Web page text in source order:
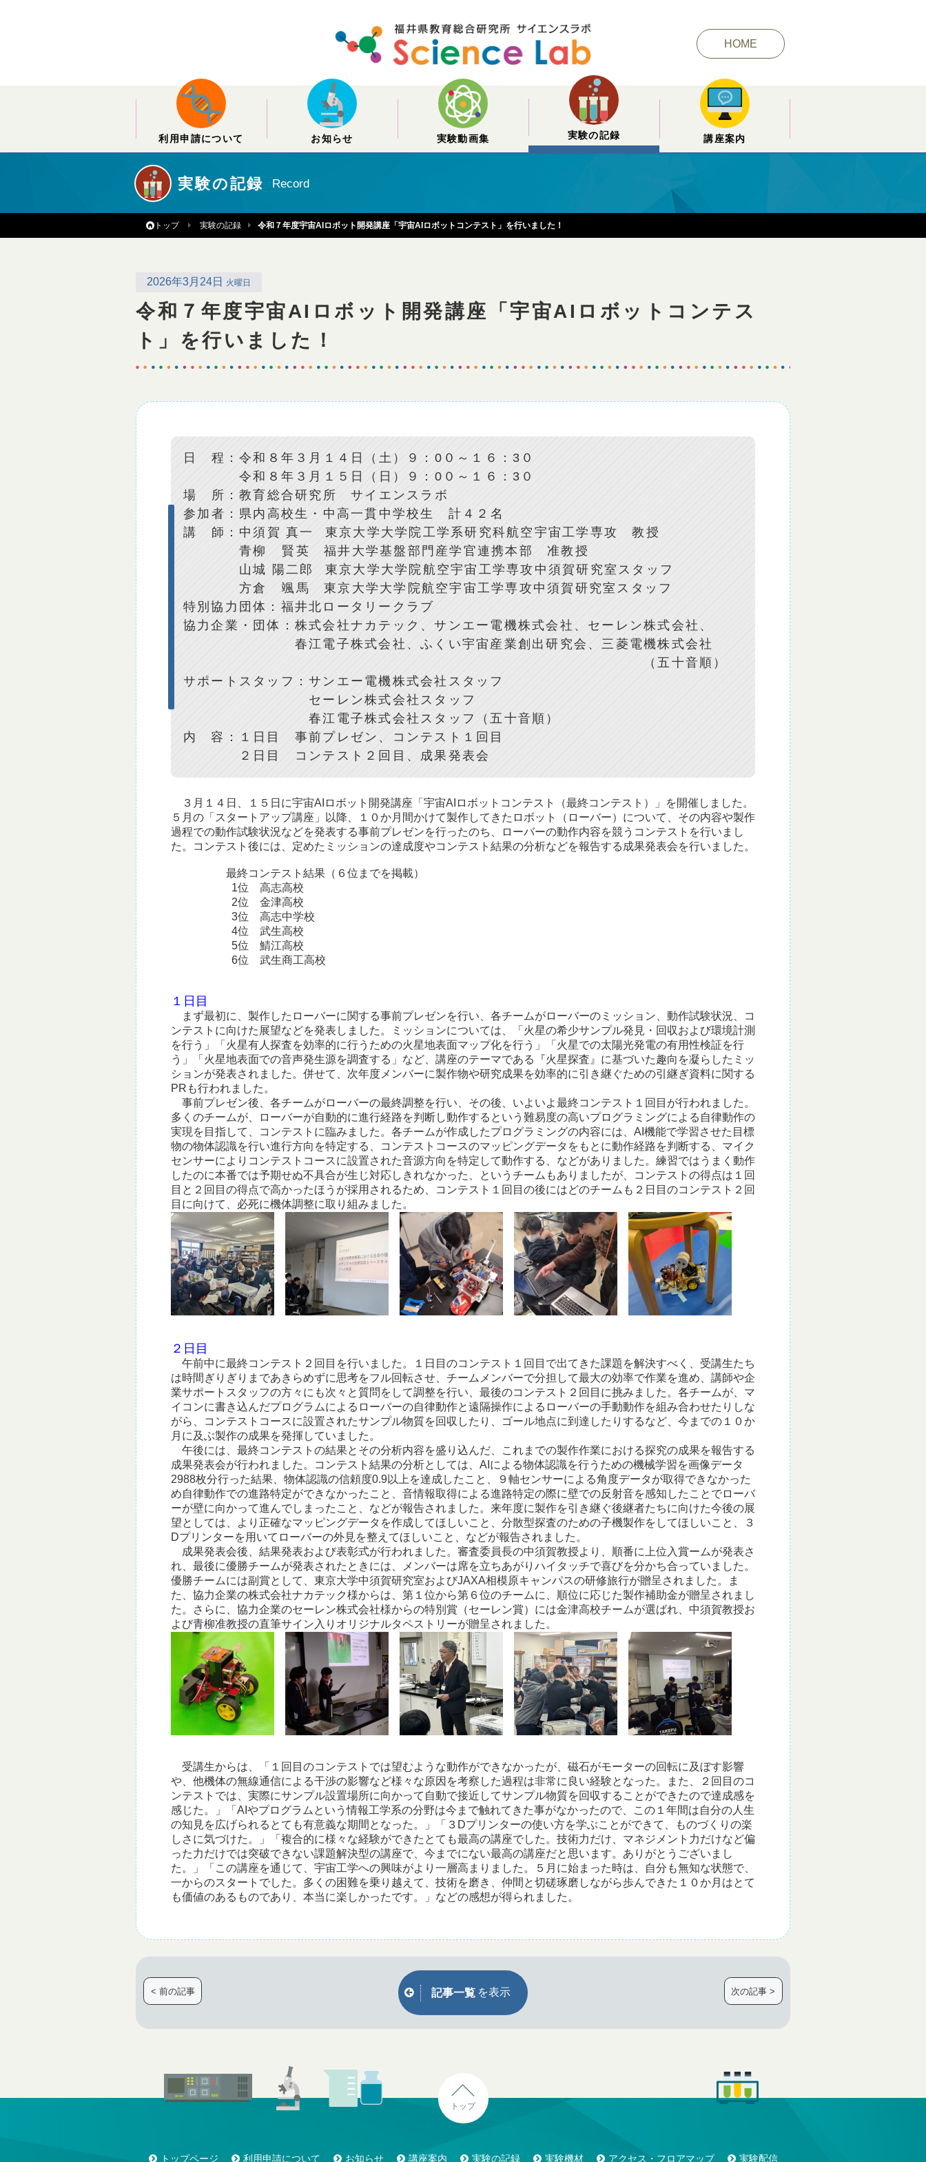
HOME
利用申請について お知らせ 実験動画集 実験の記録 講座案内
実験の記録 Record
トップ 実験の記録 令和７年度宇宙AIロボット開発講座「宇宙AIロボットコンテスト」を行いました！
2026年3月24日 火曜日
令和７年度宇宙AIロボット開発講座「宇宙AIロボットコンテス
ト」を行いました！
日 程：令和８年３月１４日（土）９：0０～１６：3０
令和８年３月１５日（日）９：0０～１６：3０
場 所：教育総合研究所 サイエンスラボ
参加者：県内高校生・中高一貫中学校生 計４２名
講 師：中須賀 真一 東京大学大学院工学系研究科航空宇宙工学専攻 教授
青柳 賢英 福井大学基盤部門産学官連携本部 准教授
山城 陽二郎 東京大学大学院航空宇宙工学専攻中須賀研究室スタッフ
方倉 颯馬 東京大学大学院航空宇宙工学専攻中須賀研究室スタッフ
特別協力団体：福井北ロータリークラブ
協力企業・団体：株式会社ナカテック、サンエー電機株式会社、セーレン株式会社、
春江電子株式会社、ふくい宇宙産業創出研究会、三菱電機株式会社
（五十音順）
サポートスタッフ：サンエー電機株式会社スタッフ
セーレン株式会社スタッフ
春江電子株式会社スタッフ（五十音順）
内 容：１日目 事前プレゼン、コンテスト１回目
２日目 コンテスト２回目、成果発表会
３月１４日、１５日に宇宙AIロボット開発講座「宇宙AIロボットコンテスト（最終コンテスト）」を開催しました。
５月の「スタートアップ講座」以降、１０か月間かけて製作してきたロボット（ローバー）について、その内容や製作
過程での動作試験状況などを発表する事前プレゼンを行ったのち、ローバーの動作内容を競うコンテストを行いまし
た。コンテスト後には、定めたミッションの達成度やコンテスト結果の分析などを報告する成果発表会を行いました。
最終コンテスト結果（６位までを掲載）
1位 高志高校
2位 金津高校
3位 高志中学校
4位 武生高校
5位 鯖江高校
6位 武生商工高校
１日目
まず最初に、製作したローバーに関する事前プレゼンを行い、各チームがローバーのミッション、動作試験状況、コ
ンテストに向けた展望などを発表しました。ミッションについては、「火星の希少サンプル発見・回収および環境計測
を行う」「火星有人探査を効率的に行うための火星地表面マップ化を行う」「火星での太陽光発電の有用性検証を行
う」「火星地表面での音声発生源を調査する」など、講座のテーマである『火星探査』に基づいた趣向を凝らしたミッ
ションが発表されました。併せて、次年度メンバーに製作物や研究成果を効率的に引き継ぐための引継ぎ資料に関する
PRも行われました。
事前プレゼン後、各チームがローバーの最終調整を行い、その後、いよいよ最終コンテスト１回目が行われました。
多くのチームが、ローバーが自動的に進行経路を判断し動作するという難易度の高いプログラミングによる自律動作の
実現を目指して、コンテストに臨みました。各チームが作成したプログラミングの内容には、AI機能で学習させた目標
物の物体認識を行い進行方向を特定する、コンテストコースのマッピングデータをもとに動作経路を判断する、マイク
センサーによりコンテストコースに設置された音源方向を特定して動作する、などがありました。練習ではうまく動作
したのに本番では予期せぬ不具合が生じ対応しきれなかった、というチームもありましたが、コンテストの得点は１回
目と２回目の得点で高かったほうが採用されるため、コンテスト１回目の後にはどのチームも２日目のコンテスト２回
目に向けて、必死に機体調整に取り組みました。
２日目
午前中に最終コンテスト２回目を行いました。１日目のコンテスト１回目で出てきた課題を解決すべく、受講生たち
は時間ぎりぎりまであきらめずに思考をフル回転させ、チームメンバーで分担して最大の効率で作業を進め、講師や企
業サポートスタッフの方々にも次々と質問をして調整を行い、最後のコンテスト２回目に挑みました。各チームが、マ
イコンに書き込んだプログラムによるローバーの自律動作と遠隔操作によるローバーの手動動作を組み合わせたりしな
がら、コンテストコースに設置されたサンプル物質を回収したり、ゴール地点に到達したりするなど、今までの１０か
月に及ぶ製作の成果を発揮していました。
午後には、最終コンテストの結果とその分析内容を盛り込んだ、これまでの製作作業における探究の成果を報告する
成果発表会が行われました。コンテスト結果の分析としては、AIによる物体認識を行うための機械学習を画像データ
2988枚分行った結果、物体認識の信頼度0.9以上を達成したこと、９軸センサーによる角度データが取得できなかった
め自律動作での進路特定ができなかったこと、音情報取得による進路特定の際に壁での反射音を感知したことでローバ
ーが壁に向かって進んでしまったこと、などが報告されました。来年度に製作を引き継ぐ後継者たちに向けた今後の展
望としては、より正確なマッピングデータを作成してほしいこと、分散型探査のための子機製作をしてほしいこと、３
Dプリンターを用いてローバーの外見を整えてほしいこと、などが報告されました。
成果発表会後、結果発表および表彰式が行われました。審査委員長の中須賀教授より、順番に上位入賞ームが発表さ
れ、最後に優勝チームが発表されたときには、メンバーは席を立ちあがりハイタッチで喜びを分かち合っていました。
優勝チームには副賞として、東京大学中須賀研究室およびJAXA相模原キャンパスの研修旅行が贈呈されました。ま
た、協力企業の株式会社ナカテック様からは、第１位から第６位のチームに、順位に応じた製作補助金が贈呈されまし
た。さらに、協力企業のセーレン株式会社様からの特別賞（セーレン賞）には金津高校チームが選ばれ、中須賀教授お
よび青柳准教授の直筆サイン入りオリジナルタペストリーが贈呈されました。
受講生からは、「１回目のコンテストでは望むような動作ができなかったが、磁石がモーターの回転に及ぼす影響
や、他機体の無線通信による干渉の影響など様々な原因を考察した過程は非常に良い経験となった。また、２回目のコ
ンテストでは、実際にサンプル設置場所に向かって自動で接近してサンプル物質を回収することができたので達成感を
感じた。」「AIやプログラムという情報工学系の分野は今まで触れてきた事がなかったので、この１年間は自分の人生
の知見を広げられるとても有意義な期間となった。」「３Dプリンターの使い方を学ぶことができて、ものづくりの楽
しさに気づけた。」「複合的に様々な経験ができたとても最高の講座でした。技術力だけ、マネジメント力だけなど偏
った力だけでは突破できない課題解決型の講座で、今までにない最高の講座だと思います。ありがとうございまし
た。」「この講座を通じて、宇宙工学への興味がより一層高まりました。５月に始まった時は、自分も無知な状態で、
一からのスタートでした。多くの困難を乗り越えて、技術を磨き、仲間と切磋琢磨しながら歩んできた１０か月はとて
も価値のあるものであり、本当に楽しかったです。」などの感想が得られました。
< 前の記事 次の記事 >
記事一覧 を表示
トップ
トップページ 利用申請について お知らせ 講座案内 実験の記録 実験機材 アクセス・フロアマップ 実験配信